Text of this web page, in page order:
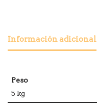
Información adicional
Peso
5 kg